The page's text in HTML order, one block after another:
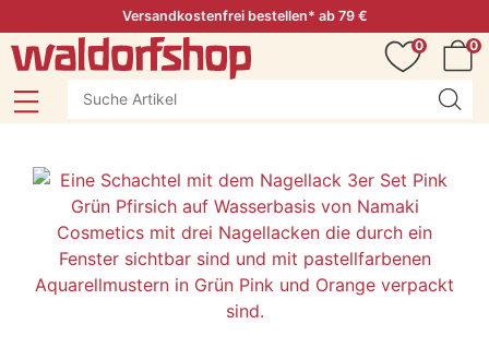
Versandkostenfrei bestellen* ab 79 €
0
0